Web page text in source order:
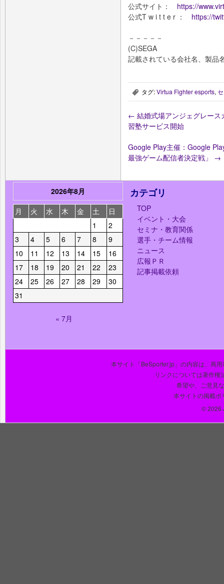
公式サイト： https://
公式T w i t t e r ： https://
－－－－－
(C)SEGA
記載されている会社名、製品
, タグ:Virtua Fighter esports,
← 結婚式場アンジェグレー
習塾サービス開始
Google Play主催：Google
最強ゲーム配信者決定戦」 →
2026年8月
月
火 水 木 金 土
日
1
2
3
4 5 6 7 8
9
10
11 12 13 14 15
16
17
18 19 20 21 22
23
24
25 26 27 28 29
30
31
« 7月
カテゴリ
TOP
イベント・大会
セミナ・教育関係
選手・チーム情報
ニュース
広報ＰＲ
記事掲載依頼
本サイト「BeSporter.jp」の内容は、商
リンクについては著作権
希望や、ご意見
本サイトの掲載ポ
© 2026